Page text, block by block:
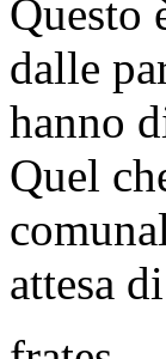
Questo
dalle
hanno
Quel
attesa